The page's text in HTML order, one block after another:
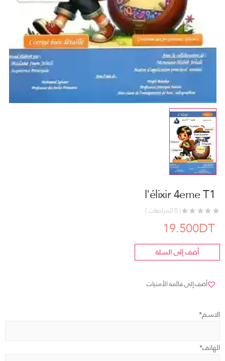
l'élixir 4eme T1
( 0 المراجعات )
19.500DT
أضف إلى السلة
أضف إلى قائمة الأمنيات
الاسم*
الهاتف*